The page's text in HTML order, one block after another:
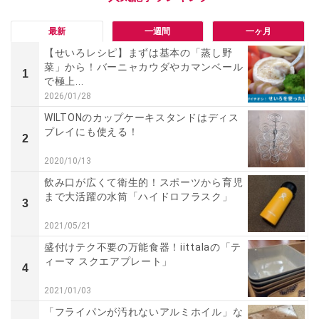
最新 一週間 一ヶ月
1
【せいろレシピ】まずは基本の「蒸し野
菜」から！バーニャカウダやカマンベール
で極上...
2026/01/28
2
WILTONのカップケーキスタンドはディス
プレイにも使える！
2020/10/13
3
飲み口が広くて衛生的！スポーツから育児
まで大活躍の水筒「ハイドロフラスク」
2021/05/21
4
盛付けテク不要の万能食器！iittalaの「テ
ィーマ スクエアプレート」
2021/01/03
「フライパンが汚れないアルミホイル」な